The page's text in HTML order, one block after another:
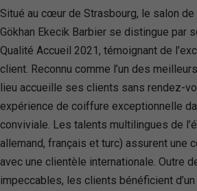
Situé au cœur de Strasbourg, le salon
Gökhan Ekecik Barbier se distingue par
Qualité Accueil 2021, témoignant de
client. Reconnu comme l’un des
lieu accueille ses clients sans rendez-
expérience de coiffure exceptionnelle
conviviale. Les talents multilingues de
allemand, français et turc) assurent une
avec une clientèle internationale. Outre
impeccables, les clients bénéficient